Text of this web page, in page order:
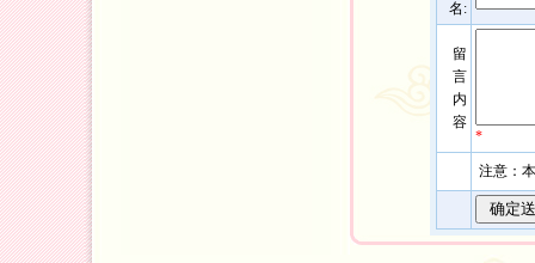
名:
留
言
内
容
*
注意：